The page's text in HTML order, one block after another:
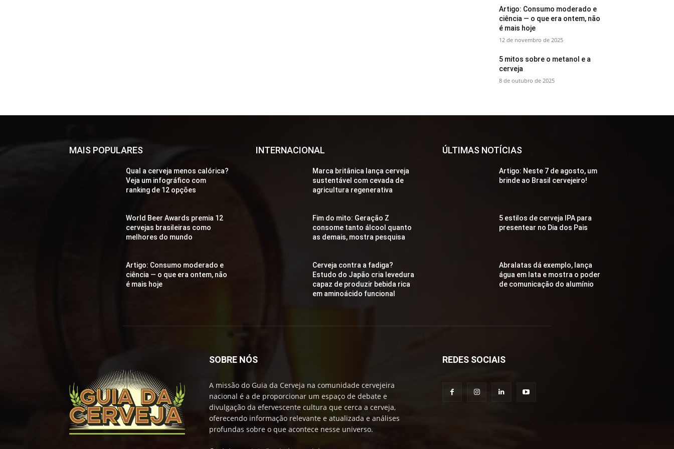
Artigo: Consumo moderado e
ciência — o que era ontem, não
é mais hoje
12 de novembro de 2025
5 mitos sobre o metanol e a
cerveja
8 de outubro de 2025
MAIS POPULARES
Qual a cerveja menos calórica?
Veja um infográfico com
ranking de 12 opções
World Beer Awards premia 12
cervejas brasileiras como
melhores do mundo
Artigo: Consumo moderado e
ciência — o que era ontem, não
é mais hoje
INTERNACIONAL
Marca britânica lança cerveja
sustentável com cevada de
agricultura regenerativa
Fim do mito: Geração Z
consome tanto álcool quanto
as demais, mostra pesquisa
Cerveja contra a fadiga?
Estudo do Japão cria levedura
capaz de produzir bebida rica
em aminoácido funcional
ÚLTIMAS NOTÍCIAS
Artigo: Neste 7 de agosto, um
brinde ao Brasil cervejeiro!
5 estilos de cerveja IPA para
presentear no Dia dos Pais
Abralatas dá exemplo, lança
água em lata e mostra o poder
de comunicação do alumínio
SOBRE NÓS
A missão do Guia da Cerveja na comunidade cervejeira
nacional é a de proporcionar um espaço de debate e
divulgação da efervescente cultura que cerca a cerveja,
oferecendo informação relevante e atualizada e análises
profundas sobre o que acontece nesse universo.
REDES SOCIAIS